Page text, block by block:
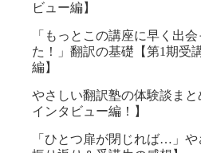
ビュー編】
「もっとこの講座に早く出
た！」翻訳の基礎【第1期受
編】
やさしい翻訳塾の体験談ま
インタビュー編！】
「ひとつ扉が閉じれば…」